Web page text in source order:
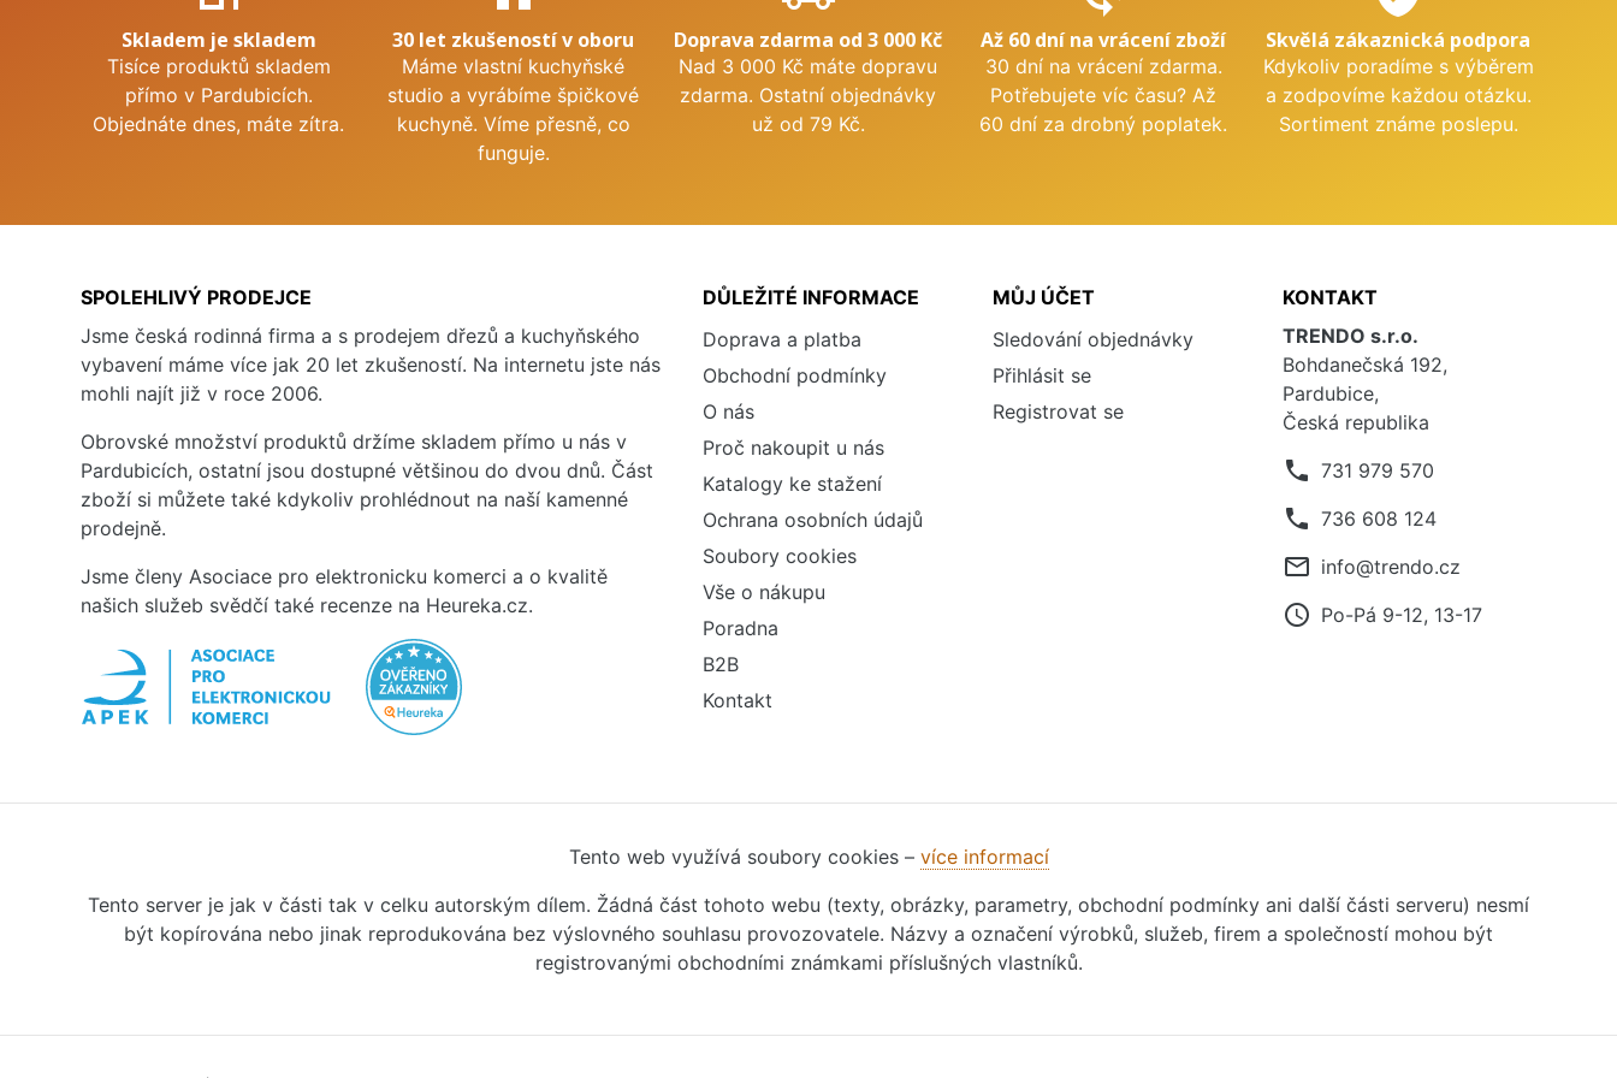
Skladem je skladem
Tisíce produktů skladem
přímo v Pardubicích.
Objednáte dnes, máte zítra.
30 let zkušeností v oboru
Máme vlastní kuchyňské
studio a vyrábíme špičkové
kuchyně. Víme přesně, co
funguje.
Doprava zdarma od 3 000 Kč
Nad 3 000 Kč máte dopravu
zdarma. Ostatní objednávky
už od 79 Kč.
Až 60 dní na vrácení zboží
30 dní na vrácení zdarma.
Potřebujete víc času? Až
60 dní za drobný poplatek.
Skvělá zákaznická podpora
Kdykoliv poradíme s výběrem
a zodpovíme každou otázku.
Sortiment známe poslepu.
SPOLEHLIVÝ PRODEJCE
Jsme česká rodinná firma a s prodejem dřezů a kuchyňského
vybavení máme více jak 20 let zkušeností. Na internetu jste nás
mohli najít již v roce 2006.
Obrovské množství produktů držíme skladem přímo u nás v
Pardubicích, ostatní jsou dostupné většinou do dvou dnů. Část
zboží si můžete také kdykoliv prohlédnout na naší kamenné
prodejně.
Jsme členy Asociace pro elektronicku komerci a o kvalitě
našich služeb svědčí také recenze na Heureka.cz.
DŮLEŽITÉ INFORMACE
Doprava a platba
Obchodní podmínky
O nás
Proč nakoupit u nás
Katalogy ke stažení
Ochrana osobních údajů
Soubory cookies
Vše o nákupu
Poradna
B2B
Kontakt
MŮJ ÚČET
Sledování objednávky
Přihlásit se
Registrovat se
KONTAKT
TRENDO s.r.o.
Bohdanečská 192,
Pardubice,
Česká republika
phone 731 979 570
phone 736 608 124
mail_outline info@trendo.cz
access_time Po-Pá 9-12, 13-17
Tento web využívá soubory cookies – více informací
Tento server je jak v části tak v celku autorským dílem. Žádná část tohoto webu (texty, obrázky, parametry, obchodní podmínky ani další části serveru) nesmí
být kopírována nebo jinak reprodukována bez výslovného souhlasu provozovatele. Názvy a označení výrobků, služeb, firem a společností mohou být
registrovanými obchodními známkami příslušných vlastníků.